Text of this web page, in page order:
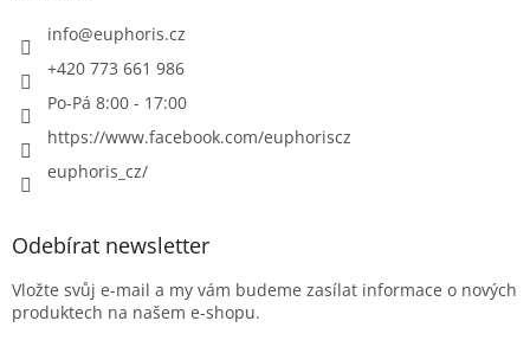
info@euphoris.cz
+420 773 661 986
Po-Pá 8:00 - 17:00
https://www.facebook.com/euphoriscz
euphoris_cz/
Odebírat newsletter
Vložte svůj e-mail a my vám budeme zasílat informace o nových
produktech na našem e-shopu.